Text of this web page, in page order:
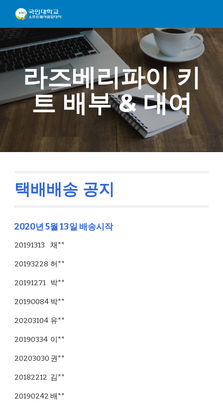
Skip to main content
라즈베리파이 키
트 배부 & 대여
택배배송 공지
2020년 5월 13일 배송시작
20191313 채**
20193228 허**
20191271 박**
20190084 박**
20203104 유**
20190334 이**
20203030 권**
20182212 김**
20190242 배**